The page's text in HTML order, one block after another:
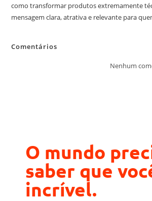
como transformar produtos extremamente
mensagem clara, atrativa e relevante para
Comentários
Nenhum
O mundo
saber que
incrível.